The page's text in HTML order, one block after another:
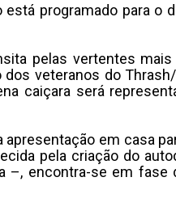
programado para o
pelas vertentes
dos veteranos do
caiçara será
apresentação em casa
pela criação do
–, encontra-se em